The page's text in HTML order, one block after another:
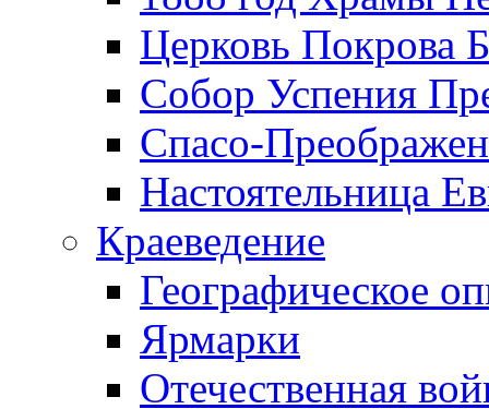
Церковь Покрова
Собор Успения
Спасо-
Настоятельница
Краеведение
Географическое
Ярмарки
Отечественная